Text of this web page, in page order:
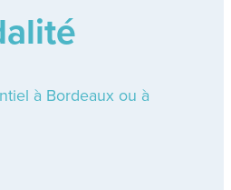
à Bordeaux ou à